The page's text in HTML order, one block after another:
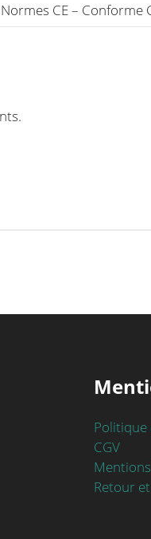
Normes CE – Conforme
CGV
Retour